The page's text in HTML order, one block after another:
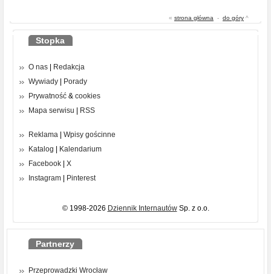
« strona główna - do góry ^
Stopka
O nas
Redakcja
Wywiady
Porady
Prywatność & cookies
Mapa serwisu
RSS
Reklama
Wpisy gościnne
Katalog
Kalendarium
Facebook
X
Instagram
Pinterest
© 1998-2026 Dziennik InternautówSp. z o.o.
Partnerzy
Przeprowadzki Wrocław